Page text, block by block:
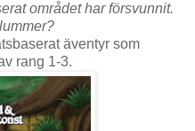
området har försvunnit.
äventyr som
rang 1-3.